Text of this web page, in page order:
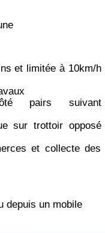
et limitée à 10km/h
pairs suivant
sur trottoir opposé
et collecte des
depuis un mobile